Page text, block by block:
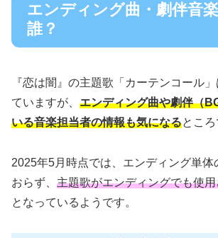
エンディング曲・劇伴音
誰？
『恋は闇』の主題歌「カーテンコール
ていますが、 エンディング曲や劇伴（
いる音楽担当者の情報も気になるところ
2025年5月時点では、エンディング単体
おらず、 主題歌がエンディングでも使
となっているようです。